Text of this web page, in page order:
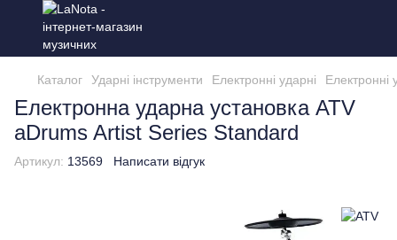
Каталог Ударні інструменти Електронні ударні Електронні
Електронна ударна установка ATV
aDrums Artist Series Standard
Артикул: 13569 Написати відгук